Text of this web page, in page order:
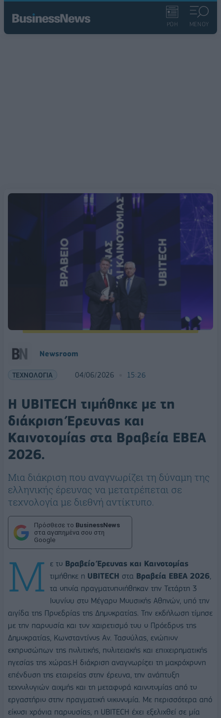
ΡΟΗ ΜΕΝΟΥ
Νewsroom
ΤΕΧΝΟΛΟΓΙΑ 04/06/2026 15:26
Η UBITECH τιμήθηκε με τη
διάκριση Έρευνας και
Καινοτομίας στα Βραβεία ΕΒΕΑ
2026.
Μια διάκριση που αναγνωρίζει τη δύναμη της
ελληνικής έρευνας να μετατρέπεται σε
τεχνολογία με διεθνή αντίκτυπο.
Πρόσθεσε το BusinessNews
στα αγαπημένα σου στη
Google
Μ ε το Βραβείο Έρευνας και Καινοτομίας
τιμήθηκε η UBITECH στα Βραβεία ΕΒΕΑ 2026,
τα οποία πραγματοποιήθηκαν την Τετάρτη 3
Ιουνίου στο Μέγαρο Μουσικής Αθηνών, υπό την
αιγίδα της Προεδρίας της Δημοκρατίας. Την εκδήλωση τίμησε
με την παρουσία και τον χαιρετισμό του ο Πρόεδρος της
Δημοκρατίας, Κωνσταντίνος Αν. Τασούλας, ενώπιον
εκπροσώπων της πολιτικής, πολιτειακής και επιχειρηματικής
ηγεσίας της χώρας.Η διάκριση αναγνωρίζει τη μακρόχρονη
επένδυση της εταιρείας στην έρευνα, την ανάπτυξη
τεχνολογιών αιχμής και τη μεταφορά καινοτομίας από το
εργαστήριο στην πραγματική οικονομία. Με περισσότερα από
είκοσι χρόνια παρουσίας, η UBITECH έχει εξελιχθεί σε μία